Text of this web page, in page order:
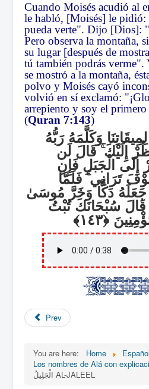
Cuando Moisés acudió al
le habló, [Moisés] le pidió:
pueda verte". Dijo [Dios]:
Pero observa la montaña,
su lugar [después de
tú también podrás verme".
se mostró a la montaña,
polvo y Moisés cayó
volvió en sí exclamó:
arrepiento y soy el
(Quran 7:143)
وَكَلَّمَهُ رَبُّهُ
إِلَيْكَۚقَالَ لَن
إِلَى الْجَبَلِ فَإِنِ
تَرَانِيۚفَلَمَّا
جَعَلَهُ دَكًّا وَخَرَّ مُوسَىٰ
قَالَ سُبْحَانَكَ تُبْتُ
Prev
You are here: Home
Español
Los nombres de Alá con
الْجَلِيلُ AL-JALEEL